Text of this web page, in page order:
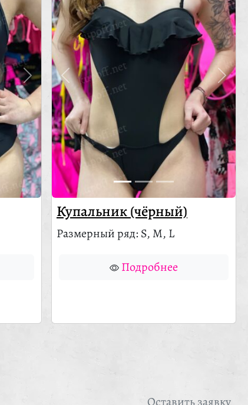
Купальник (чёрный)
Размерный ряд: S, M, L
Подробнее
Оставить заявку